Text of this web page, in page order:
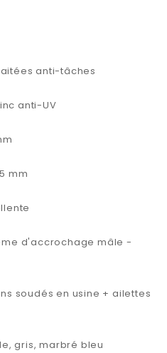
anti-tâches
anti-UV
mm
d'accrochage mâle -
soudés en usine + ailettes
gris, marbré bleu